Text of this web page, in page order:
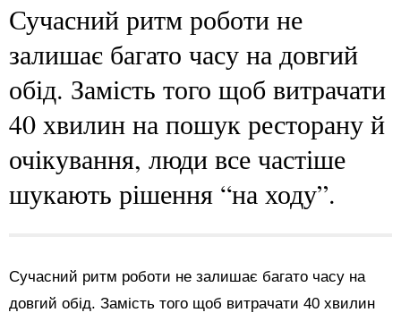
Сучасний ритм роботи не
залишає багато часу на довгий
обід. Замість того щоб витрачати
40 хвилин на пошук ресторану й
очікування, люди все частіше
шукають рішення “на ходу”.
Сучасний ритм роботи не залишає багато часу на
довгий обід. Замість того щоб витрачати 40 хвилин